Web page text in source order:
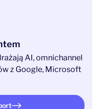
AI, omnichannel
z Google, Microsoft